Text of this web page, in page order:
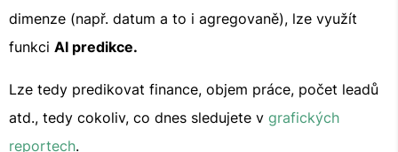
dimenze (např. datum a to i agregovaně), lze využít
funkci AI predikce.
Lze tedy predikovat finance, objem práce, počet leadů
atd., tedy cokoliv, co dnes sledujete v grafických
reportech.